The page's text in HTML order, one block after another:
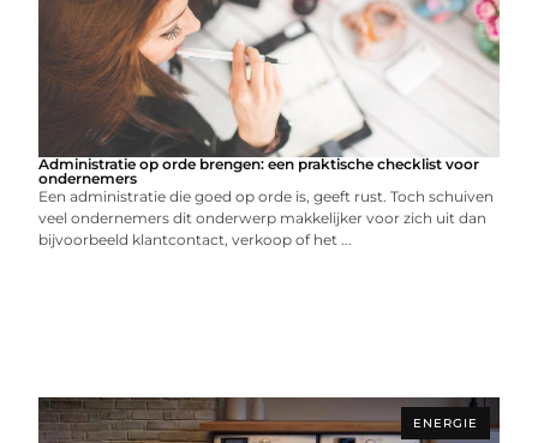
Administratie op orde brengen: een praktische checklist voor
ondernemers
Een administratie die goed op orde is, geeft rust. Toch schuiven
veel ondernemers dit onderwerp makkelijker voor zich uit dan
bijvoorbeeld klantcontact, verkoop of het ...
ENERGIE